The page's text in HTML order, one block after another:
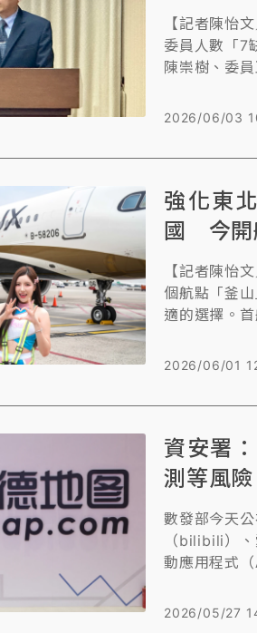
【記者陳怡
委員人數「7
陳崇樹、委
卻在昨天進
地方，沒有
2026/06/03
強化東
國 今開
【記者陳怡
個航點「釜
適的選擇。
並分享釜山
布局，更透
2026/06/01
資安署
測等風
數發部今天
（bilibili）
動應用程式
多，Android
2026/05/27